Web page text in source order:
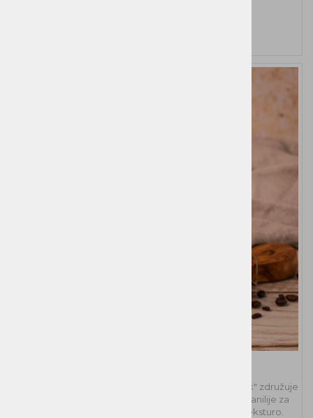
Naša zamrznjena frappé mešanica "Kavni latte užitek" združuje
polnomastno mleko, pravo kavo in nežno aromo vanilije za
intenziven latte okus ter popolnoma kremasto teksturo.